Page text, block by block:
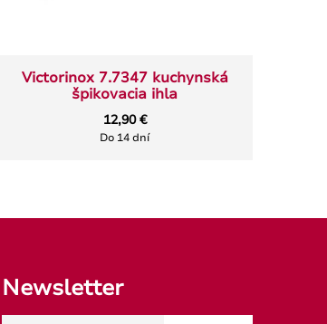
Victorinox 7.7347 kuchynská
špikovacia ihla
12,90 €
Do 14 dní
Newsletter